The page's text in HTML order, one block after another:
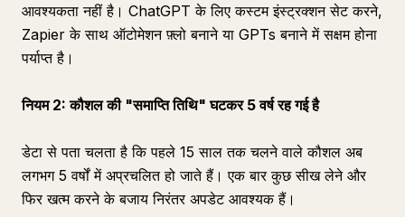
आवश्यकता नहीं है। ChatGPT के लिए कस्टम इंस्ट्रक्शन सेट करने,
Zapier के साथ ऑटोमेशन फ़्लो बनाने या GPTs बनाने में सक्षम होना
पर्याप्त है।
नियम 2: कौशल की "समाप्ति तिथि" घटकर 5 वर्ष रह गई है
डेटा से पता चलता है कि पहले 15 साल तक चलने वाले कौशल अब
लगभग 5 वर्षों में अप्रचलित हो जाते हैं। एक बार कुछ सीख लेने और
फिर खत्म करने के बजाय निरंतर अपडेट आवश्यक हैं।